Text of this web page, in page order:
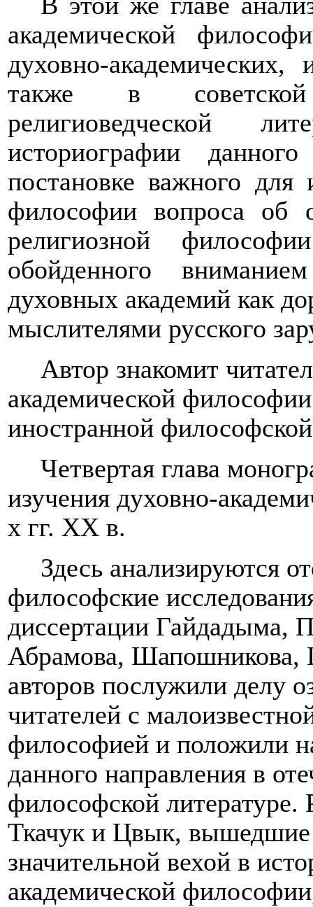
академической
духовно-академических,
также в советской
религиоведческой
историографии
постановке важного для
философии вопроса об
религиозной
обойденного
духовных академий как
мыслителями русского
Автор знакомит
академической
иностранной
Четвертая глава
изучения духовно-
х гг. XX в.
Здесь анализируются
философские
диссертации Гайдадыма,
Абрамова, Шапошникова,
авторов послужили делу
читателей с
философией и положили
данного направления в
философской литературе.
Ткачук и Цвык,
значительной вехой в
академической